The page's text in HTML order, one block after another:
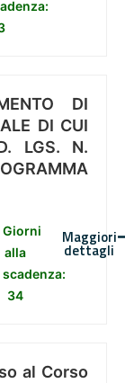
DI
DI CUI
LGS. N.
Giorni
alla
scadenza:
34
Maggiori
dettagli
al Corso